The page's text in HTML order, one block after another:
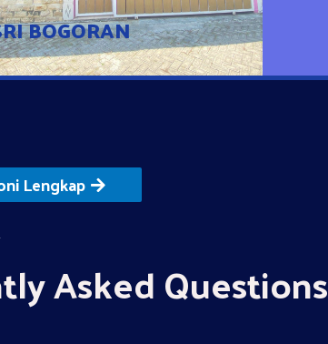
BOGORAN
Lengkap
Asked Questions